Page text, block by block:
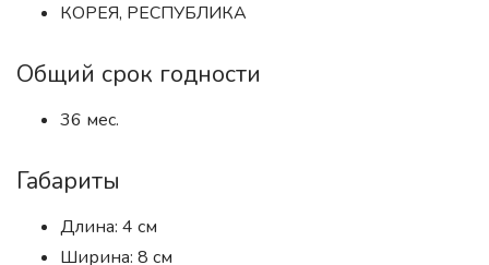
КОРЕЯ, РЕСПУБЛИКА
Общий срок годности
36 мес.
Габариты
Длина: 4 см
Ширина: 8 см